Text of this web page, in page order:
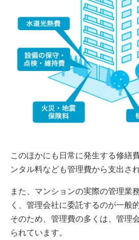
このほかにも日常に発生する修繕
ンタル料なども管理費から支出され
また、マンションの実際の管理業
く、管理会社に委託するのが一般
そのため、管理費の多くは、管理
られています。